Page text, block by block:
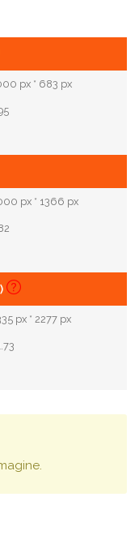
px * 683 px
px * 1366 px
px * 2277 px